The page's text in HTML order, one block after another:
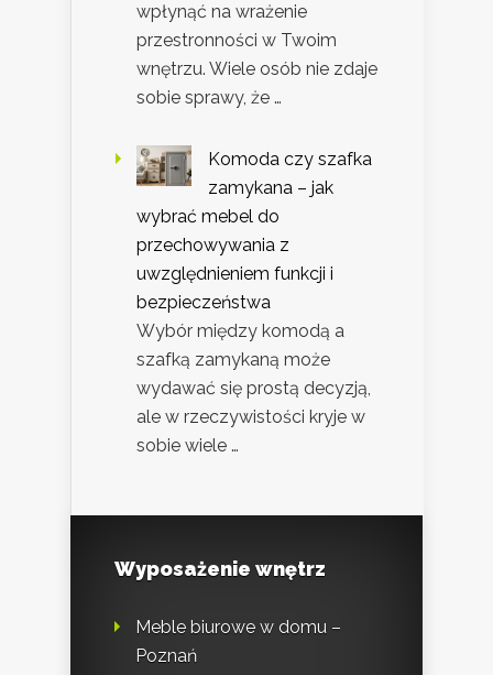
wpłynąć na wrażenie
przestronności w Twoim
wnętrzu. Wiele osób nie zdaje
sobie sprawy, że …
Komoda czy szafka
zamykana – jak
wybrać mebel do
przechowywania z
uwzględnieniem funkcji i
bezpieczeństwa
Wybór między komodą a
szafką zamykaną może
wydawać się prostą decyzją,
ale w rzeczywistości kryje w
sobie wiele …
Wyposażenie wnętrz
Meble biurowe w domu –
Poznań